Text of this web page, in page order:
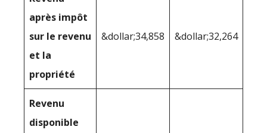
après impôt
sur le revenu
et la
propriété
&dollar;34,858 &dollar;32,264
Revenu
disponible